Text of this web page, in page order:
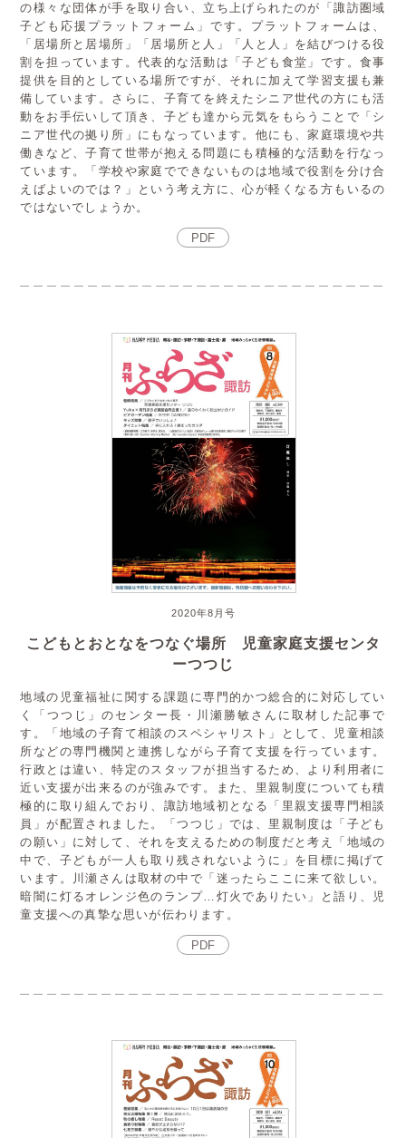
の様々な団体が手を取り合い、立ち上げられたのが「諏訪圏域
子ども応援プラットフォーム」です。プラットフォームは、
「居場所と居場所」「居場所と人」「人と人」を結びつける役
割を担っています。代表的な活動は「子ども食堂」です。食事
提供を目的としている場所ですが、それに加えて学習支援も兼
備しています。さらに、子育てを終えたシニア世代の方にも活
動をお手伝いして頂き、子ども達から元気をもらうことで「シ
ニア世代の拠り所」にもなっています。他にも、家庭環境や共
働きなど、子育て世帯が抱える問題にも積極的な活動を行なっ
ています。「学校や家庭でできないものは地域で役割を分け合
えばよいのでは？」という考え方に、心が軽くなる方もいるの
ではないでしょうか。
PDF
2020年8月号
こどもとおとなをつなぐ場所 児童家庭支援センタ
ーつつじ
地域の児童福祉に関する課題に専門的かつ総合的に対応してい
く「つつじ」のセンター長・川瀬勝敏さんに取材した記事で
す。「地域の子育て相談のスペシャリスト」として、児童相談
所などの専門機関と連携しながら子育て支援を行っています。
行政とは違い、特定のスタッフが担当するため、より利用者に
近い支援が出来るのが強みです。また、里親制度についても積
極的に取り組んでおり、諏訪地域初となる「里親支援専門相談
員」が配置されました。「つつじ」では、里親制度は「子ども
の願い」に対して、それを支えるための制度だと考え「地域の
中で、子どもが一人も取り残されないように」を目標に掲げて
います。川瀬さんは取材の中で「迷ったらここに来て欲しい。
暗闇に灯るオレンジ色のランプ…灯火でありたい」と語り、児
童支援への真摯な思いが伝わります。
PDF